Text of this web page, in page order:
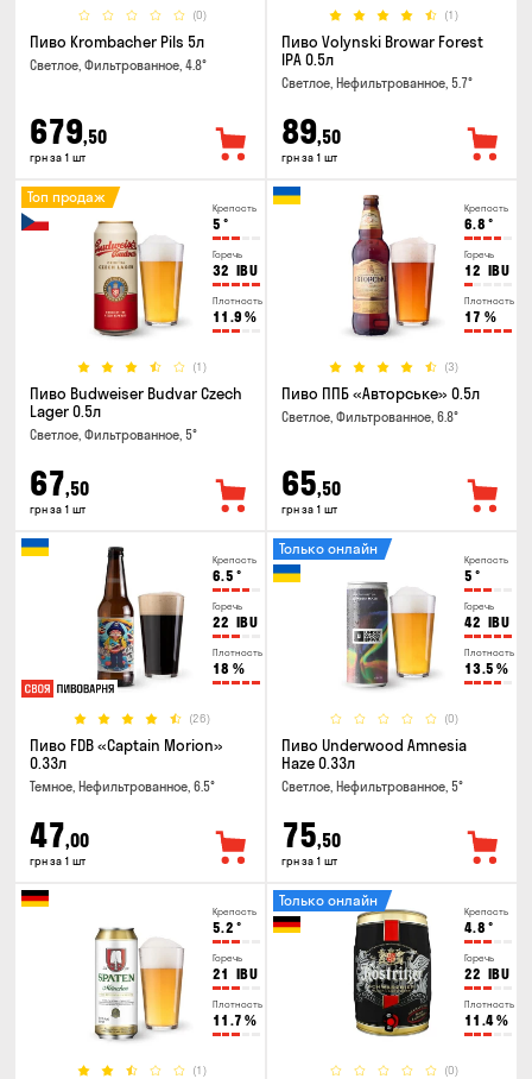
(0)
Пиво Krombacher Pils 5л
Светлое, Фильтрованное, 4.8°
679,50
грн за 1 шт
(1)
Пиво Volynski Browar Forest
IPA 0.5л
Светлое, Нефильтрованное, 5.7°
89,50
грн за 1 шт
Крепость
5 °
Горечь
32 IBU
Плотность
11.9 %
(1)
Топ продаж
Пиво Budweiser Budvar Czech
Lager 0.5л
Светлое, Фильтрованное, 5°
67,50
грн за 1 шт
Крепость
6.8 °
Горечь
12 IBU
Плотность
17 %
(3)
Пиво ППБ «Авторське» 0.5л
Светлое, Фильтрованное, 6.8°
65,50
грн за 1 шт
Крепость
6.5 °
Горечь
22 IBU
Плотность
18 %
(26)
Пиво FDB «Captain Morion»
0.33л
Темное, Нефильтрованное, 6.5°
47,00
грн за 1 шт
Крепость
5 °
Горечь
42 IBU
Плотность
13.5 %
(0)
Только онлайн
Пиво Underwood Amnesia
Haze 0.33л
Светлое, Нефильтрованное, 5°
75,50
грн за 1 шт
Крепость
5.2 °
Горечь
21 IBU
Плотность
11.7 %
(1)
Крепость
4.8 °
Горечь
22 IBU
Плотность
11.4%
(0)
Только онлайн